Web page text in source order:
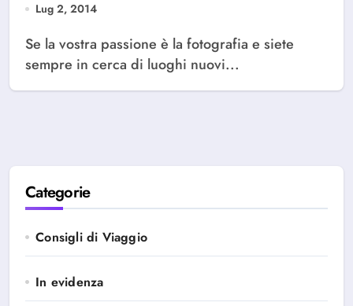
Lug 2, 2014
Se la vostra passione è la fotografia e siete
sempre in cerca di luoghi nuovi...
Categorie
Consigli di Viaggio
In evidenza